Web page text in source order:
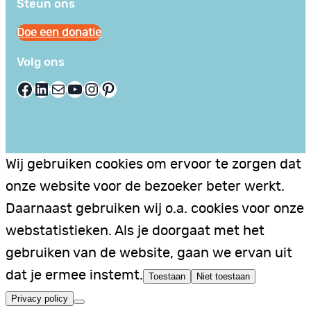
Steun ons
Doe een donatie
Volg ons
Facebook LinkedIn E-mail YouTube InstagramPinterest
Wij gebruiken cookies om ervoor te zorgen dat
onze website voor de bezoeker beter werkt.
Daarnaast gebruiken wij o.a. cookies voor onze
webstatistieken. Als je doorgaat met het
gebruiken van de website, gaan we ervan uit
dat je ermee instemt. Toestaan Niet toestaan
Privacy policy